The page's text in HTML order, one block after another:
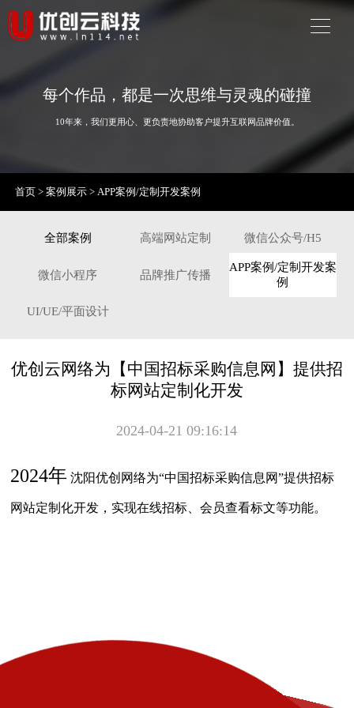
每个作品，都是一次思维与灵魂的碰撞
10年来，我们更用心、更负责地协助客户提升互联网品牌价值。
首页 >案例展示 >APP案例/定制开发案例
全部案例 高端网站定制 微信公众号/H5
微信小程序 品牌推广传播
APP案例/定制开发案
例
UI/UE/平面设计
优创云网络为【中国招标采购信息网】提供招
标网站定制化开发
2024-04-21 09:16:14
2024年 沈阳优创网络为“中国招标采购信息网”提供招标
网站定制化开发，实现在线招标、会员查看标文等功能。